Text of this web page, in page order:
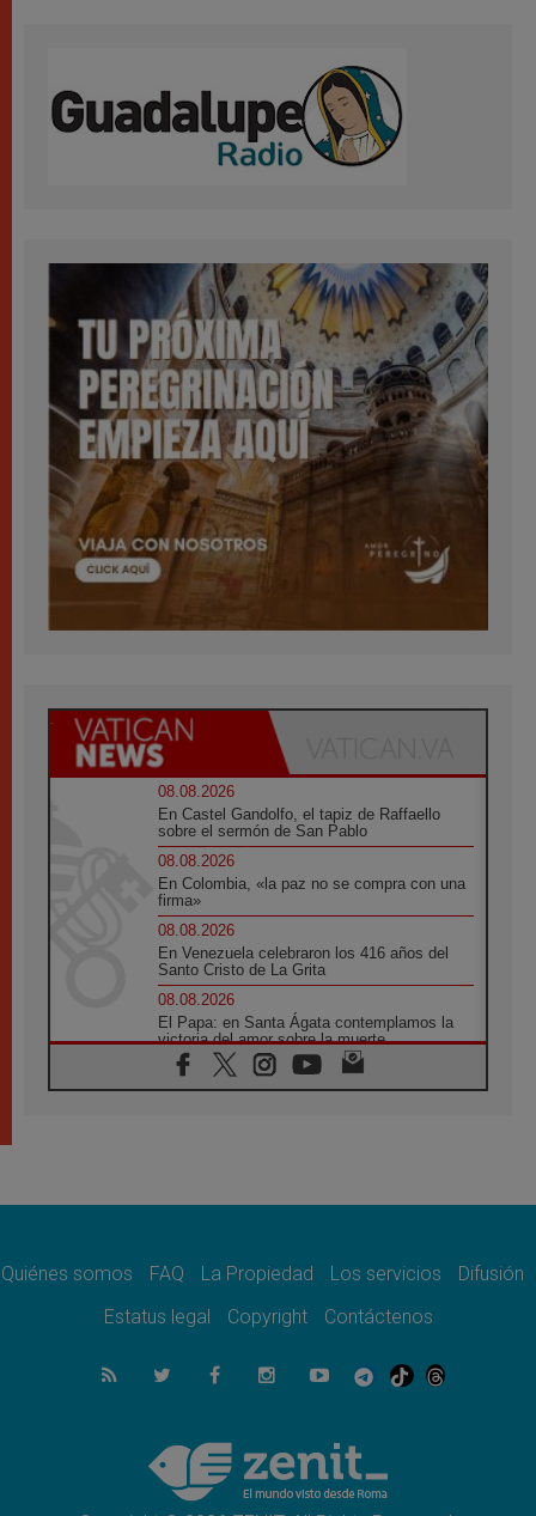
08.08.2026
En Castel Gandolfo, el tapiz de Raffaello
sobre el sermón de San Pablo
08.08.2026
En Colombia, «la paz no se compra con una
firma»
08.08.2026
En Venezuela celebraron los 416 años del
Santo Cristo de La Grita
08.08.2026
El Papa: en Santa Ágata contemplamos la
victoria del amor sobre la muerte
08.08.2026
León XIV visitará el Santuario de la Madre
07.08.2026
07.08.2026
el compromiso del cristiano"
La matanza de niños en Gaza no cesa: 300
muertos en 300 días
Tagle: La guerra desfigura el mundo, solo la
revelación de Dios lo transfigura
Quiénes somos FAQ La Propiedad Los servicios
Difusión
Estatus legal
Copyright Contáctenos